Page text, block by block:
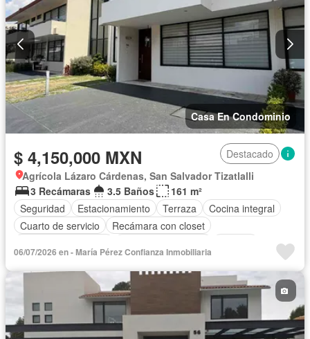
Seguridad
Televisión por cable Terraza
Wifi
Zonas verdes
Sin amueblar
Casa En Condominio
$ 4,150,000 MXN
Destacado
Agrícola Lázaro Cárdenas, San Salvador Tizatlalli
3 Recámaras
3.5 Baños
161 m²
Seguridad
Estacionamiento Terraza
Cocina integral
Cuarto de servicio
Recámara con closet
Internet
Permite mascotas Permite niños Sin amueblar
06/07/2026 en - María Pérez Confianza Inmobiliaria